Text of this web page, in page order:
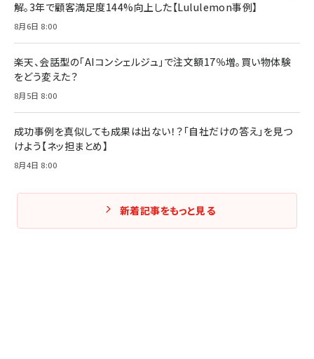
解。3年で顧客満足度144%向上した【Lululemon事例】
8月6日 8:00
楽天、会話型の「AIコンシェルジュ」で注文額17％増。買い物体験
をどう変えた？
8月5日 8:00
成功事例を真似しても成果は出ない！？「自社だけの答え」を見つ
けよう【ネッ担まとめ】
8月4日 8:00
新着記事をもっと見る